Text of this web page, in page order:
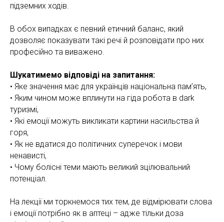
підземних ходів.
В обох випадках є певний етичний баланс, який
дозволяє показувати такі речі й розповідати про них
професійно та виважено.
Шукатимемо відповіді на запитання:
• Яке значення має для українців національна пам’ять,
• Яким чином може вплинути на гіда робота в dark
туризмі,
• Які емоції можуть викликати картини насильства й
горя,
• Як не вдатися до політичних суперечок і мови
ненависті,
• Чому болісні теми мають великий зцілювальний
потенціал.
На лекції ми торкнемося тих тем, де відмірювати слова
і емоції потрібно як в аптеці – адже тільки доза